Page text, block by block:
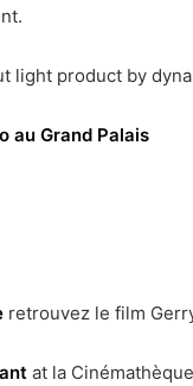
light product by
au Grand Palais
retrouvez le film
at la